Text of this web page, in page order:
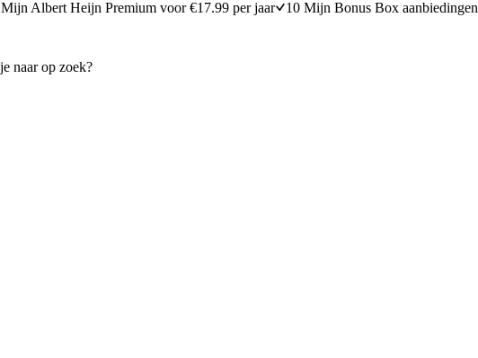
Mijn Albert Heijn Premium voor €17.99 per jaar 10 Mijn Bonus Box aanbiedingen